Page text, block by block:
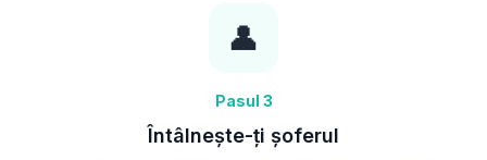
👤
Pasul 3
Întâlnește-ți șoferul